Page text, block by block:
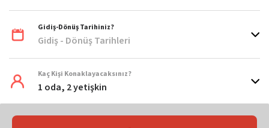
Gidiş-Dönüş Tarihiniz?
Gidiş - Dönüş Tarihleri
Kaç Kişi Konaklayacaksınız?
1 oda, 2 yetişkin